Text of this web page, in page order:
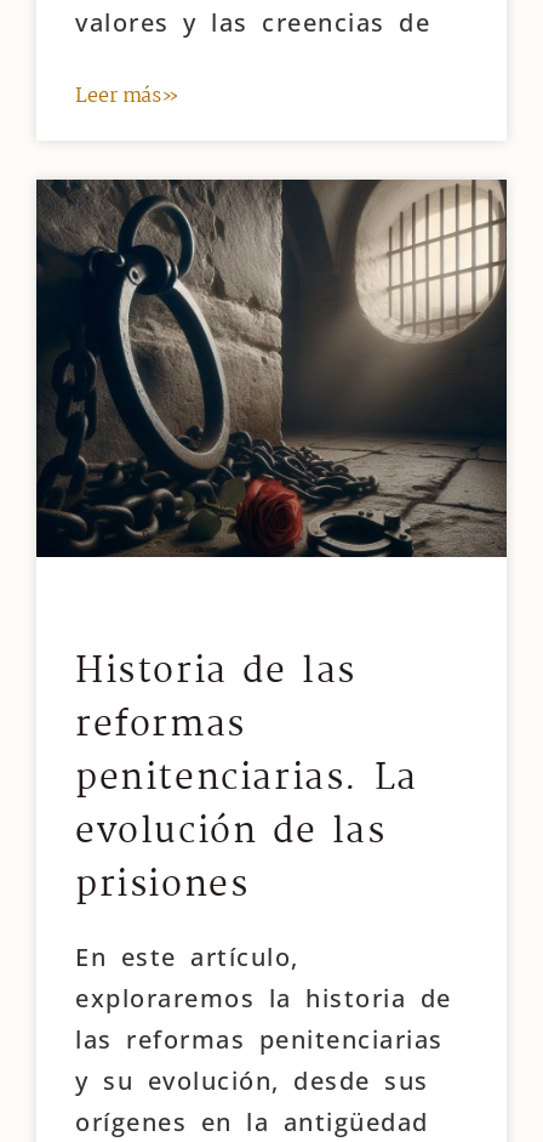
valores y las creencias de
Leer más»
Historia de las
reformas
penitenciarias. La
evolución de las
prisiones
En este artículo,
exploraremos la historia de
las reformas penitenciarias
y su evolución, desde sus
orígenes en la antigüedad